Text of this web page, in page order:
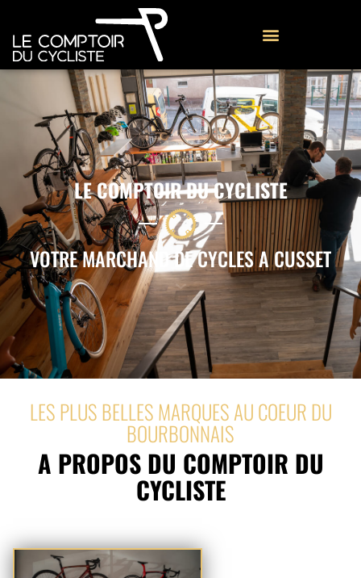
LE COMPTOIR DU CYCLISTE
VOTRE MARCHAND DE CYCLES A CUSSET
LES PLUS BELLES MARQUES AU COEUR DU
BOURBONNAIS
A PROPOS DU COMPTOIR DU
CYCLISTE